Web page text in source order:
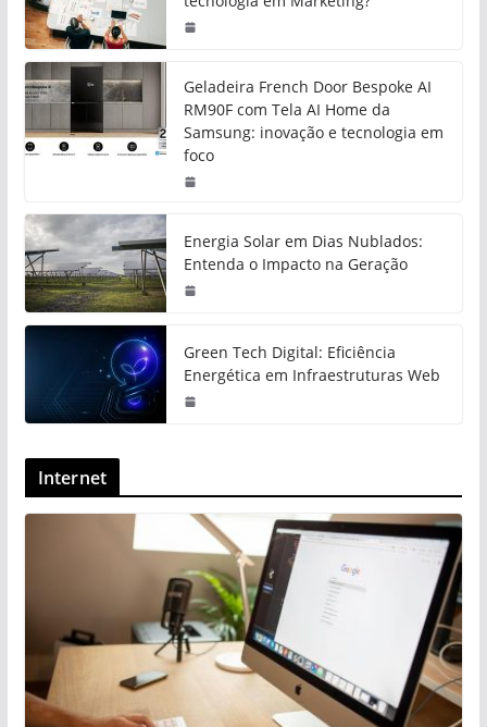
Geladeira French Door Bespoke AI
RM90F com Tela AI Home da
Samsung: inovação e tecnologia em
foco
Energia Solar em Dias Nublados:
Entenda o Impacto na Geração
Green Tech Digital: Eficiência
Energética em Infraestruturas Web
Internet